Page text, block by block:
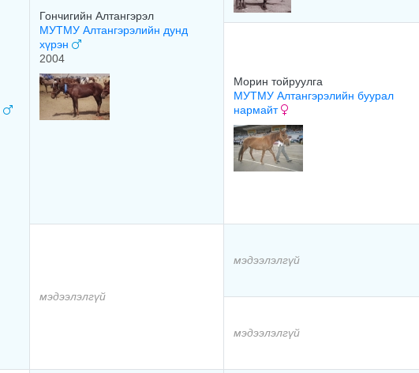
Гончигийн Алтангэрэл
МУТМУ Алтангэрэлийн дунд
хүрэн
2004
Морин тойруулга
МУТМУ Алтангэрэлийн буурал
нармайт
мэдээлэлгүй
мэдээлэлгүй
мэдээлэлгүй